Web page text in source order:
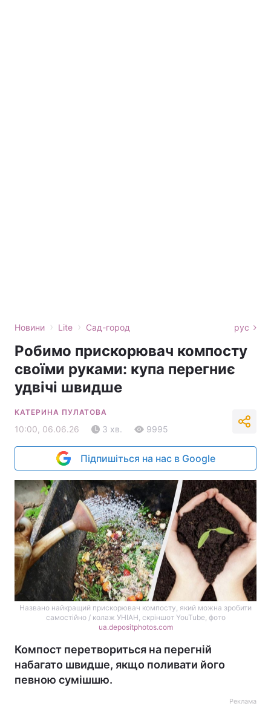
Новини › Lite › Сад-город рус
Робимо прискорювач компосту
своїми руками: купа перегниє
удвічі швидше
КАТЕРИНА ПУЛАТОВА
10:00, 06.06.26 3 хв. 9995
Підпишіться на нас в Google
Названо найкращий прискорювач компосту, який можна зробити
самостійно / колаж УНІАН, скріншот YouTube, фото
ua.depositphotos.com
Компост перетвориться на перегній
набагато швидше, якщо поливати його
певною сумішшю.
Реклама